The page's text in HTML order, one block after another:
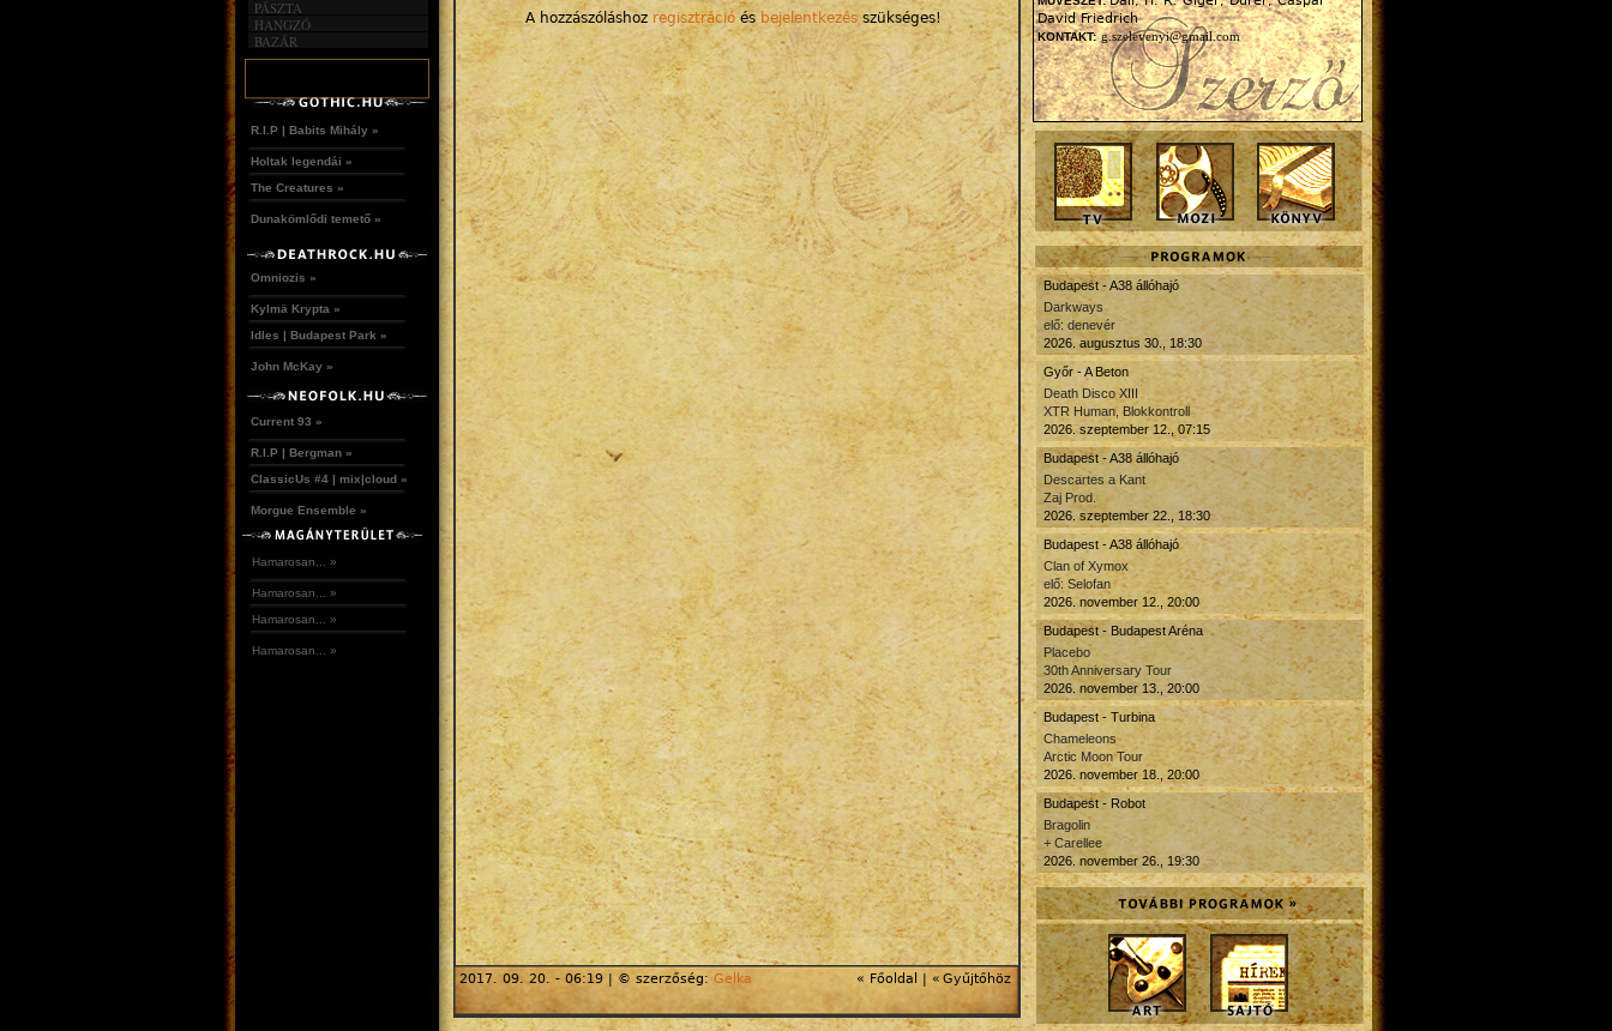
A hozzászóláshoz regisztrációésbejelentkezésszükséges!
2017. 09. 20. - 06:19 | © szerzőség: Gelka « Főoldal | « Gyűjtőhöz
PÁSZTA
HANGZÓ
BAZÁR
R.I.P | Babits Mihály »
Holtak legendái »
The Creatures »
Dunakömlődi temető »
Omniozis »
Kylmä Krypta »
Idles | Budapest Park »
John McKay »
Current 93 »
R.I.P | Bergman »
ClassicUs #4 | mix|cloud »
Morgue Ensemble »
Hamarosan... »
Hamarosan... »
Hamarosan... »
Hamarosan... »
David Friedrich
KONTAKT: g.szelevenyi@gmail.com
Budapest - A38 állóhajó
Darkways
elő: denevér
2026. augusztus 30., 18:30
Győr - A Beton
Death Disco XIII
XTR Human, Blokkontroll
2026. szeptember 12., 07:15
Budapest - A38 állóhajó
Descartes a Kant
Zaj Prod.
2026. szeptember 22., 18:30
Budapest - A38 állóhajó
Clan of Xymox
elő: Selofan
2026. november 12., 20:00
Budapest - Budapest Aréna
Placebo
30th Anniversary Tour
2026. november 13., 20:00
Budapest - Turbina
Chameleons
Arctic Moon Tour
2026. november 18., 20:00
Budapest - Robot
Bragolin
+ Carellee
2026. november 26., 19:30